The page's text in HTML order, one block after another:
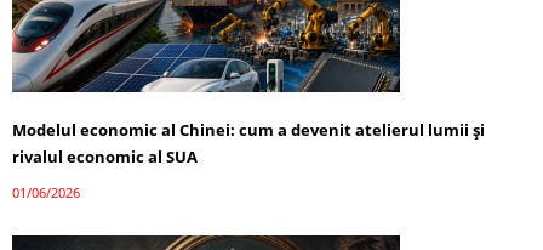
Modelul economic al Chinei: cum a devenit atelierul lumii și
rivalul economic al SUA
01/06/2026